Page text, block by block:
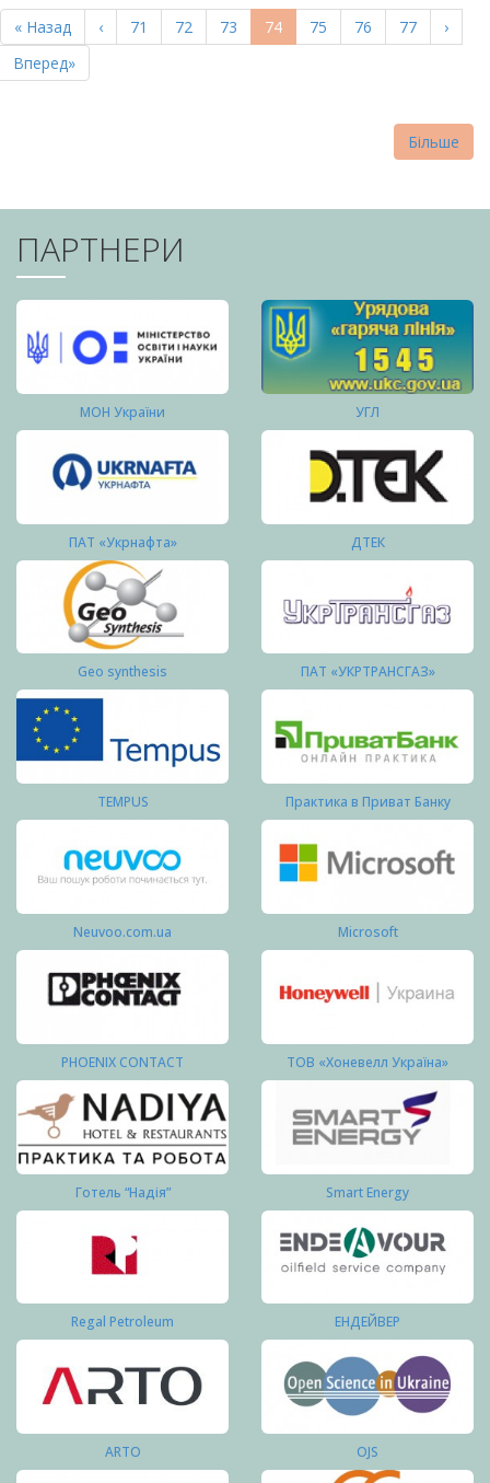
НА
СТОРІНКИ
Перша
сторінка
« Назад
Попередня
сторінка
‹ Page
71 Page
72 Page
73
Поточна
сторінка
74 Page
75 Page
76 Page
77
›
Остання
сторінка
Вперед»
Більше
ПАРТНЕРИ
МОН України УГЛ
ПАТ «Укрнафта» ДТЕК
Geo synthesis ПАТ «УКРТРАНСГАЗ»
TEMPUS Практика в Приват Банку
Neuvoo.com.ua Microsoft
PHOENIX CONTACT ТОВ «Хоневелл Україна»
Готель “Надія” Smart Energy
Regal Petroleum ЕНДЕЙВЕР
ARTO OJS